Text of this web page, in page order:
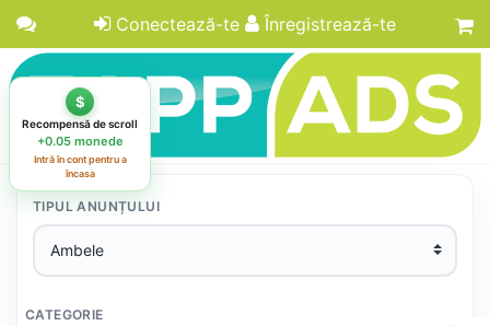
Conectează-te Înregistrează-te
TIPUL ANUNȚULUI
CATEGORIE